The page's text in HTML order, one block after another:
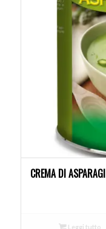
CREMA DI ASPARAGI
Leggi tutto